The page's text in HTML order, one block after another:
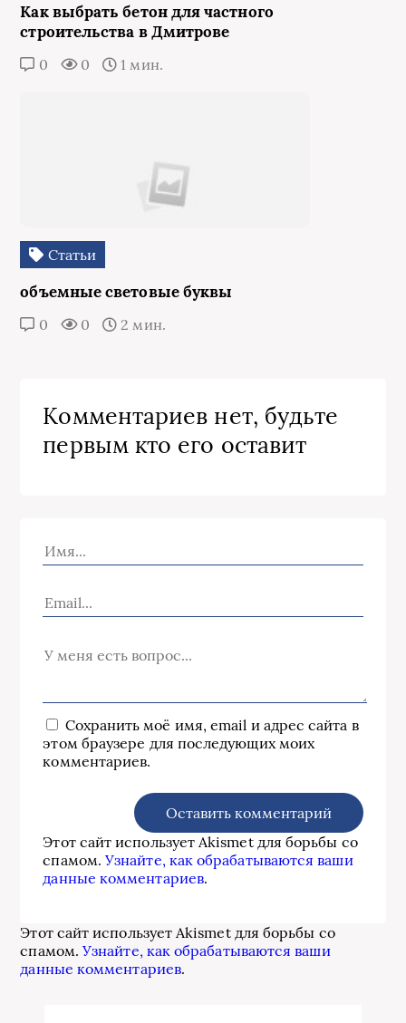
Как выбрать бетон для частного
строительства в Дмитрове
0 0 1 мин.
Статьи
объемные световые буквы
0 0 2 мин.
Комментариев нет, будьте
первым кто его оставит
Сохранить моё имя, email и адрес сайта в
этом браузере для последующих моих
комментариев.
Этот сайт использует Akismet для борьбы со
спамом.Узнайте, как обрабатываются ваши
данные комментариев.
Этот сайт использует Akismet для борьбы со
спамом.Узнайте, как обрабатываются ваши
данные комментариев.